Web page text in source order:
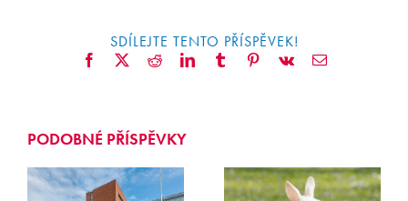
SDÍLEJTE TENTO PŘÍSPĚVEK!
Facebook
X RedditLinkedIn TumblrPinterestVk E-
PODOBNÉ PŘÍSPĚVKY